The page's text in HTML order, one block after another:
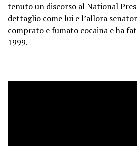
tenuto un discorso al National
dettaglio come lui e l’allora
comprato e fumato cocaina e ha
1999.